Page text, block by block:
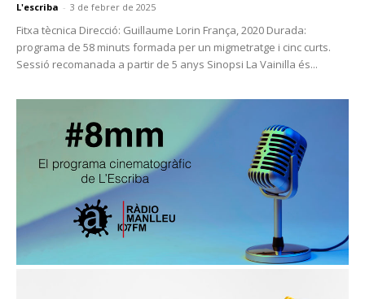
L'escriba - 3 de febrer de 2025
Fitxa tècnica Direcció: Guillaume Lorin França, 2020 Durada:
programa de 58 minuts formada per un migmetratge i cinc curts.
Sessió recomanada a partir de 5 anys Sinopsi La Vainilla és...